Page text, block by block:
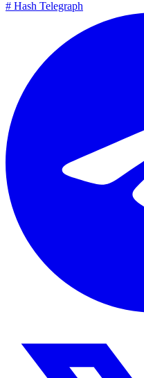
# Hash Telegraph